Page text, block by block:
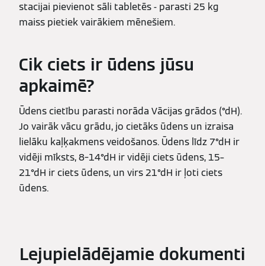
stacijai pievienot sāli tabletēs - parasti 25 kg
maiss pietiek vairākiem mēnešiem.
Cik ciets ir ūdens jūsu
apkaimē?
Ūdens cietību parasti norāda Vācijas grādos (°dH).
Jo vairāk vācu grādu, jo cietāks ūdens un izraisa
lielāku kaļķakmens veidošanos. Ūdens līdz 7°dH ir
vidēji mīksts, 8–14°dH ir vidēji ciets ūdens, 15–
21°dH ir ciets ūdens, un virs 21°dH ir ļoti ciets
ūdens.
Lejupielādējamie dokumenti